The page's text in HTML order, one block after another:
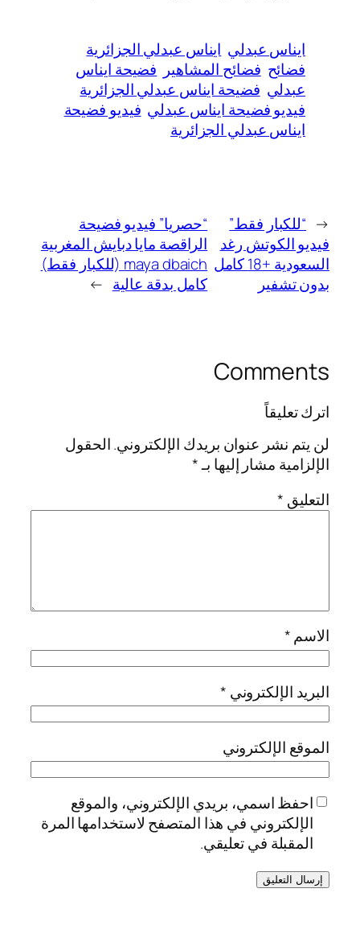
ايناس عبدلي ايناس عبدلي الجزائرية
فضائح فضائح المشاهير فضيحة ايناس
عبدلي فضيحة ايناس عبدلي الجزائرية
فيديو فضيحة ايناس عبدلي فيديو فضيحة
ايناس عبدلي الجزائرية
← “للكبار فقط”
فيديو الكوتش رغد
السعودية +18 كامل
بدون تشفير
“حصريا” فيديو فضيحة
الراقصة مايا دبايش المغربية
maya dbaich (للكبار فقط)
كامل بدقة عالية →
Comments
اترك تعليقاً
لن يتم نشر عنوان بريدك الإلكتروني.الحقول
الإلزامية مشار إليها بـ*
التعليق *
الاسم*
البريد الإلكتروني *
الموقع الإلكتروني
احفظ اسمي، بريدي الإلكتروني، والموقع
الإلكتروني في هذا المتصفح لاستخدامها المرة
المقبلة في تعليقي.